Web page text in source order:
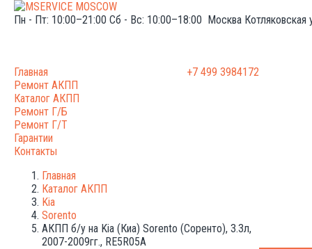
Пн - Пт: 10:00–21:00 Сб - Вс: 10:00–18:00 Москва Котляковская
+7 499 3984172
Главная
Ремонт АКПП
Каталог АКПП
Ремонт Г/Б
Ремонт Г/Т
Гарантии
Контакты
Главная
Каталог АКПП
Kia
Sorento
АКПП б/у на Kia (Киа) Sorento (Соренто), 3.3л,
2007-2009гг., RE5R05A